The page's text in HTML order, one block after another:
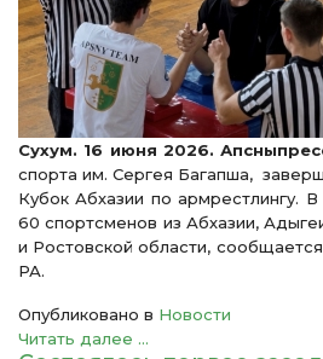
Сухум. 16 июня 2026.
спорта им. Сергея Багапша,
Кубок Абхазии по армрестлингу.
60 спортсменов из Абхазии,
и Ростовской области,
РА.
Опубликовано в Новости
Читать далее ...